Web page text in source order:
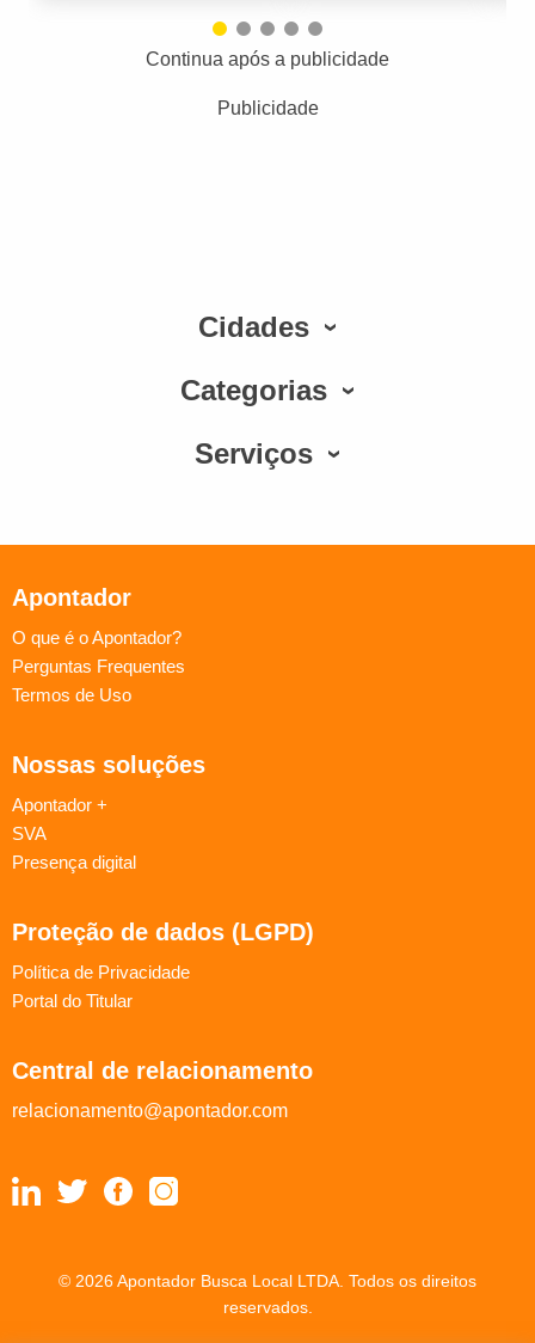
Continua após a publicidade
Publicidade
Cidades
Categorias
Serviços
Apontador
O que é o Apontador?
Perguntas Frequentes
Termos de Uso
Nossas soluções
Apontador +
SVA
Presença digital
Proteção de dados (LGPD)
Política de Privacidade
Portal do Titular
Central de relacionamento
relacionamento@apontador.com
© 2026 Apontador Busca Local LTDA. Todos os direitos
reservados.